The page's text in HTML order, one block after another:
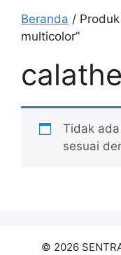
Beranda /
multicolor”
Tidak
sesuai
© 2026